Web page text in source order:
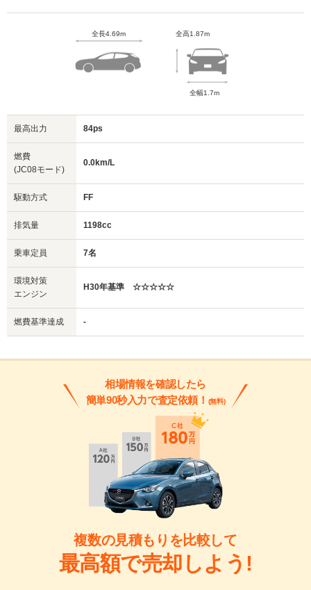
全長4.69m 全高1.87m
全幅1.7m
最高出力 84ps
燃費
(JC08モード)
0.0km/L
駆動方式 FF
排気量 1198cc
乗車定員 7名
環境対策
エンジン
H30年基準 ☆☆☆☆☆
燃費基準達成 -
相場情報を確認したら
簡単90秒入力で査定依頼！ (無料)
複数の見積もりを比較して
最高額で売却しよう!